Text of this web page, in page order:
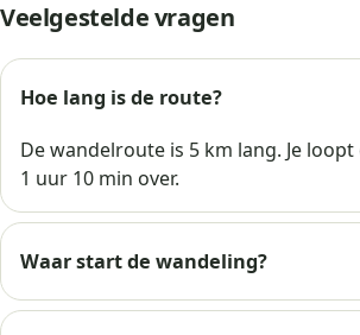
Veelgestelde vragen
Hoe lang is de route?
De wandelroute is 5 km lang. Je
1 uur 10 min over.
Waar start de wandeling?